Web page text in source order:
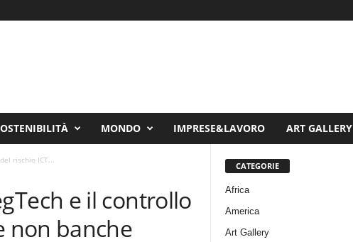
MONDO IMPRESE&LAVORO ART GALLERY
rischio ICT...
e il controllo
non banche
CATEGORIE
Africa
America
Art Gallery